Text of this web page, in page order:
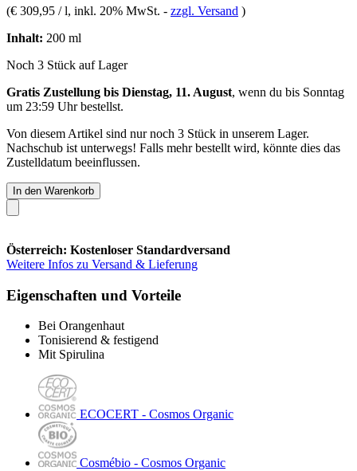
(€ 309,95 / l, inkl. 20% MwSt. - zzgl. Versand )
Inhalt: 200 ml
Noch 3 Stück auf Lager
Gratis Zustellung bis Dienstag, 11. August, wenn du bis Sonntag
um 23:59 Uhrbestellst.
Von diesem Artikel sind nur noch 3 Stück in unserem Lager.
Nachschub ist unterwegs! Falls mehr bestellt wird, könnte dies das
Zustelldatum beeinflussen.
In den Warenkorb
Österreich: Kostenloser Standardversand
Weitere Infos zu Versand & Lieferung
Eigenschaften und Vorteile
Bei Orangenhaut
Tonisierend & festigend
Mit Spirulina
ECOCERT - Cosmos Organic
Cosmébio - Cosmos Organic